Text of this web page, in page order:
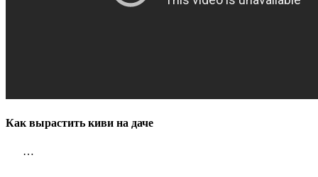
Как вырастить киви на даче
…